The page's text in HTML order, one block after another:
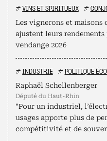
# VINS ET SPIRITUEUX #
Les vignerons et maisons
ajustent leurs rendements
vendange 2026
# INDUSTRIE # POLITIQUE
Raphaël Schellenberger
député du Haut-Rhin
"Pour un industriel,
usages apporte plus de
compétitivité et de